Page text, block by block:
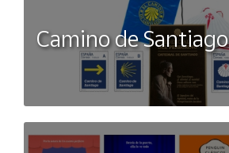
Camino de Santiago